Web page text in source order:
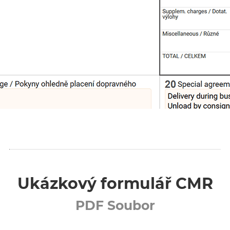
Ukázkový formulář CMR
PDF Soubor